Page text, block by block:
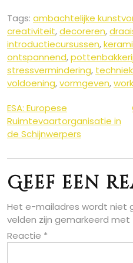
Tags: ambachtelijke
creativiteit,decoreren,
introductiecursussen,
ontspannend,
stressvermindering,
voldoening,vormgeven,
ESA: Europese
Ruimtevaartorganisatie in
de Schijnwerpers
Geef een
Het e-mailadres wordt niet
velden zijn gemarkeerd met
Reactie *